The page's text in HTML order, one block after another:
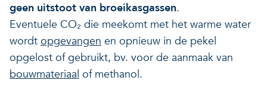
geen uitstoot van broeikasgassen.
Eventuele CO₂ die meekomt met het warme water
wordt opgevangen en opnieuw in de pekel
opgelost of gebruikt, bv. voor de aanmaak van
bouwmateriaal of methanol.